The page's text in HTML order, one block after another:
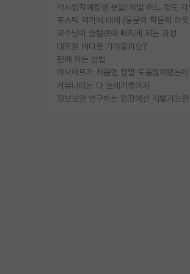
교수님이 슬럼프에 빠지게 되는 과정
대학원 어디로 가야할까요?
편애 하는 방법
이사이트가 처음엔 정말 도움많이됐는데
커뮤니티는 다 쓰레기통이지